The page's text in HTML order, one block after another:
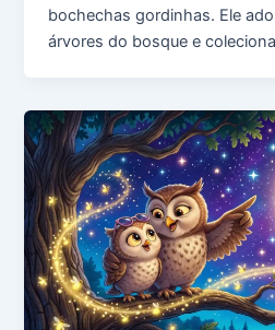
bochechas gordinhas. Ele
árvores do bosque e